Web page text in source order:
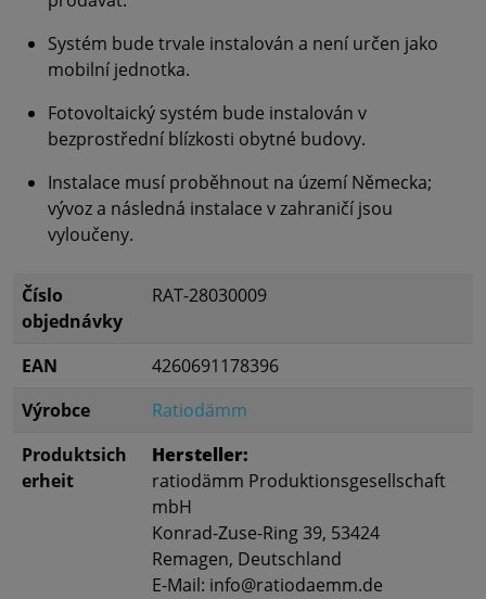
Systém bude trvale instalován a není určen jako
mobilní jednotka.
Fotovoltaický systém bude instalován v
bezprostřední blízkosti obytné budovy.
Instalace musí proběhnout na území Německa;
vývoz a následná instalace v zahraničí jsou
vyloučeny.
Číslo
objednávky
RAT-28030009
EAN
4260691178396
Výrobce
Ratiodämm
Produktsich
erheit
Hersteller:
ratiodämm Produktions­gesellschaft
mbH
Konrad-Zuse-Ring 39, 53424
Remagen, Deutschland
E-Mail: info@ratiodaemm.de